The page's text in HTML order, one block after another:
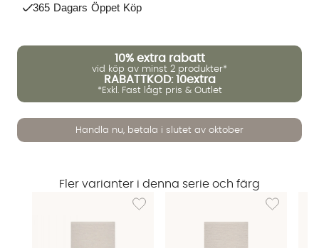
365 Dagars Öppet Köp
10% extra rabatt
vid köp av minst 2 produkter*
RABATTKOD: 10extra
*Exkl. Fast lågt pris & Outlet
Handla nu, betala i slutet av oktober
Fler varianter i denna serie och färg
Lägg till i önskelista: TRISTAN Ullmatta
Lägg till i
Vi använder AI för att svara på dina frågor. Konversationen
sparas i upp till 24 timmar för att kunna hjälpa dig. Vi delar
Starta chatten